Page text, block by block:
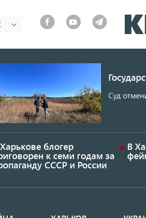
Суд
блогер
к семи годам за
СССР и России
В